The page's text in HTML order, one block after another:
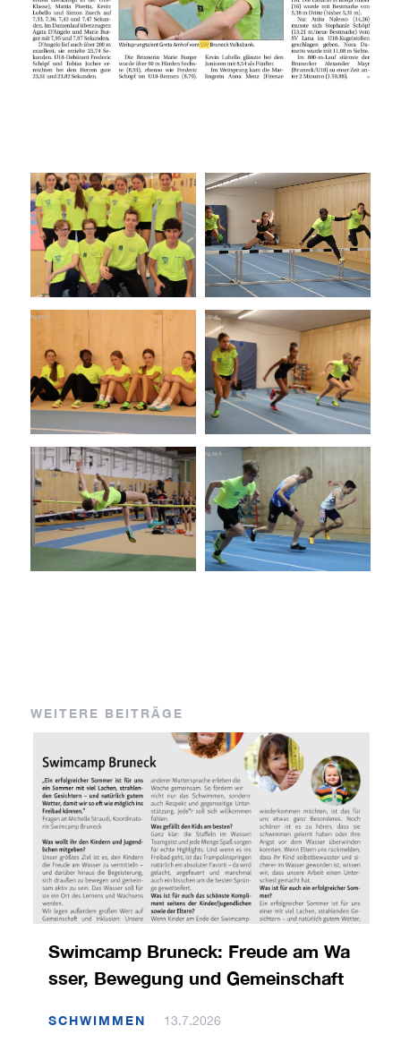
WEITERE BEITRÄGE
Swimcamp Bruneck: Freude am Wa
sser, Bewegung und Gemeinschaft
SCHWIMMEN 13.7.2026